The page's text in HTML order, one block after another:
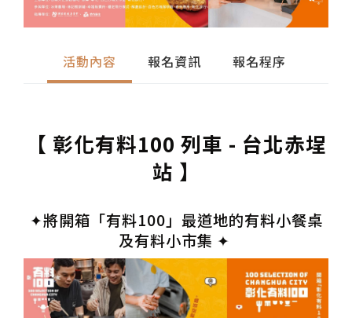
活動內容 報名資訊 報名程序
【 彰化有料100 列車 - 台北赤埕
站 】
✦將開箱「有料100」最道地的有料小餐桌
及有料小市集 ✦